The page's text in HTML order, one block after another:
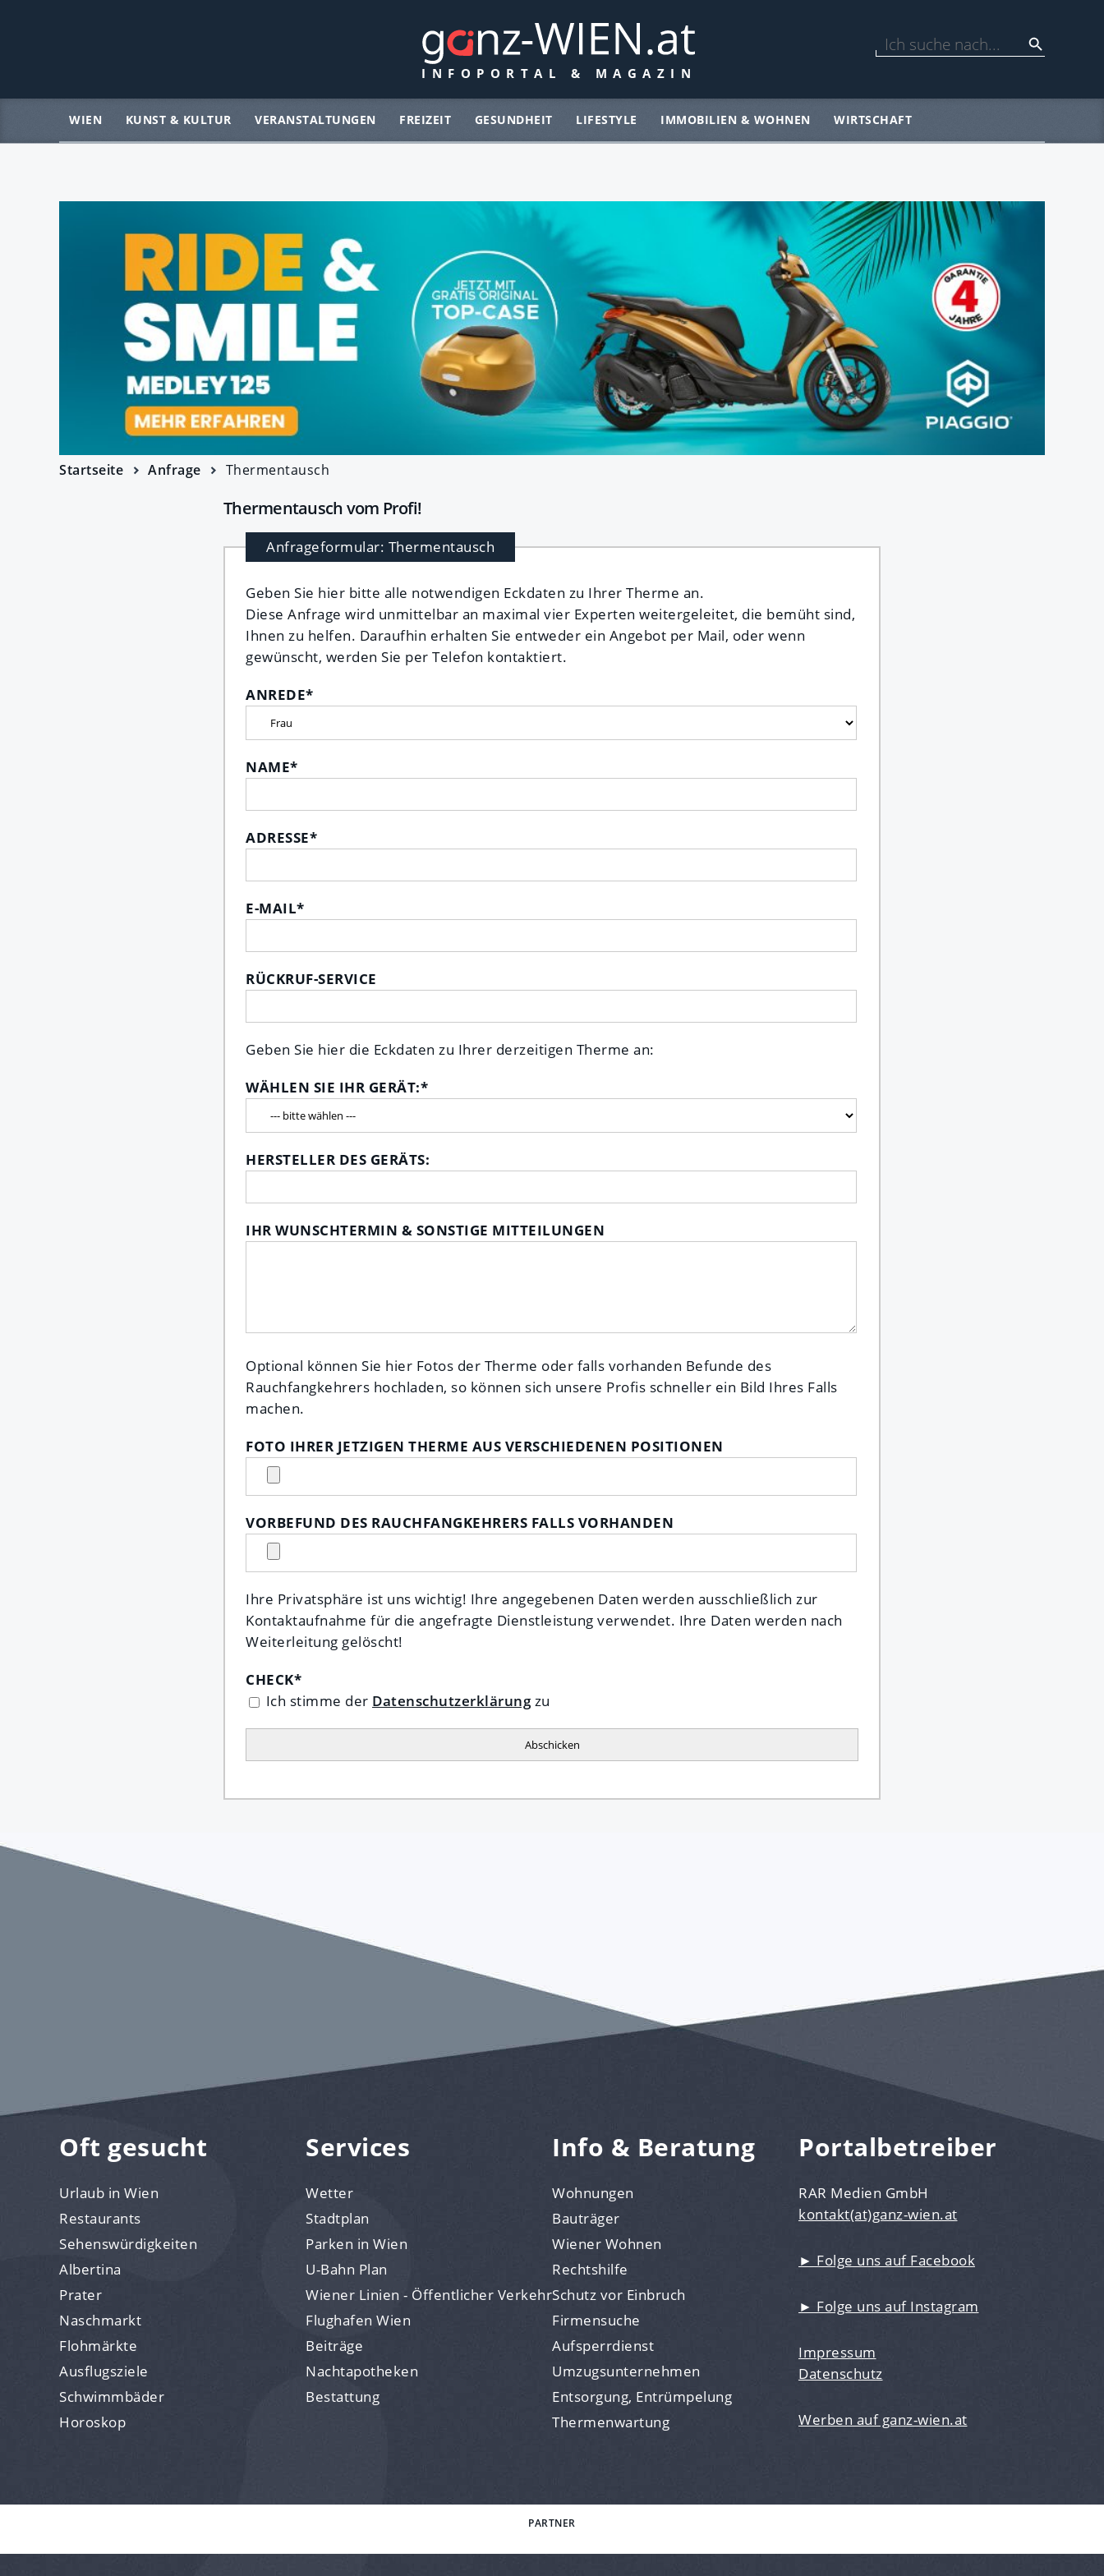
WIEN KUNST & KULTUR VERANSTALTUNGEN FREIZEIT GESUNDHEIT LIFESTYLE IMMOBILIEN & WOHNEN WIRTSCHAFT
Startseite Anfrage Thermentausch
Thermentausch vom Profi!
Anfrageformular: Thermentausch
Geben Sie hier bitte alle notwendigen Eckdaten zu Ihrer Therme an.
Diese Anfrage wird unmittelbar an maximal vier Experten weitergeleitet, die bemüht sind,
Ihnen zu helfen. Daraufhin erhalten Sie entweder ein Angebot per Mail, oder wenn
gewünscht, werden Sie per Telefon kontaktiert.
ANREDE*
NAME*
ADRESSE*
E-MAIL*
RÜCKRUF-SERVICE
Geben Sie hier die Eckdaten zu Ihrer derzeitigen Therme an:
WÄHLEN SIE IHR GERÄT:*
HERSTELLER DES GERÄTS:
IHR WUNSCHTERMIN & SONSTIGE MITTEILUNGEN
Optional können Sie hier Fotos der Therme oder falls vorhanden Befunde des
Rauchfangkehrers hochladen, so können sich unsere Profis schneller ein Bild Ihres Falls
machen.
FOTO IHRER JETZIGEN THERME AUS VERSCHIEDENEN POSITIONEN
VORBEFUND DES RAUCHFANGKEHRERS FALLS VORHANDEN
Ihre Privatsphäre ist uns wichtig! Ihre angegebenen Daten werden ausschließlich zur
Kontaktaufnahme für die angefragte Dienstleistung verwendet. Ihre Daten werden nach
Weiterleitung gelöscht!
CHECK*
Ich stimme der Datenschutzerklärungzu
Oft gesucht
Urlaub in Wien
Restaurants
Sehenswürdigkeiten
Albertina
Prater
Naschmarkt
Flohmärkte
Ausflugsziele
Schwimmbäder
Horoskop
Services
Wetter
Stadtplan
Parken in Wien
U-Bahn Plan
Wiener Linien - Öffentlicher Verkehr
Flughafen Wien
Beiträge
Nachtapotheken
Bestattung
Info & Beratung
Wohnungen
Bauträger
Wiener Wohnen
Rechtshilfe
Schutz vor Einbruch
Firmensuche
Aufsperrdienst
Umzugsunternehmen
Entsorgung, Entrümpelung
Thermenwartung
Portalbetreiber
RAR Medien GmbH
kontakt(at)ganz-wien.at
► Folge uns auf Facebook
► Folge uns auf Instagram
Impressum
Datenschutz
Werben auf ganz-wien.at
PARTNER